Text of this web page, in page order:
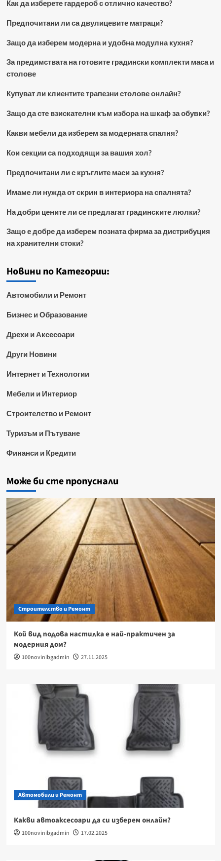
Как да изберете гардероб с отлично качество?
Предпочитани ли са двулицевите матраци?
Защо да изберем модерна и удобна модулна кухня?
За предимствата на готовите градински комплекти маса и
столове
Купуват ли клиентите трапезни столове онлайн?
Защо да сте взискателни към избора на шкаф за обувки?
Какви мебели да изберем за модерната спалня?
Кои секции са подходящи за вашия хол?
Предпочитани ли с кръглите маси за кухня?
Имаме ли нужда от скрин в интериора на спалнята?
На добри цените ли се предлагат градинските люлки?
Защо е добре да изберем позната фирма за дистрибуция
на хранителни стоки?
Новини по Категории:
Автомобили и Ремонт
Бизнес и Образование
Дрехи и Аксесоари
Други Новини
Интернет и Технологии
Мебели и Интериор
Строителство и Ремонт
Туризъм и Пътуване
Финанси и Кредити
Може би сте пропуснали
Строителство и Ремонт
Кой вид подова настилка е най-практичен за
модерния дом?
100novinibgadmin 27.11.2025
Автомобили и Ремонт
Какви автоаксесоари да си изберем онлайн?
100novinibgadmin 17.02.2025